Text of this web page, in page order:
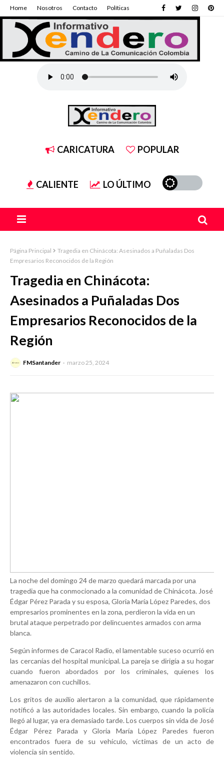
Home Nosotros Contacto Políticas
CARICATURA POPULAR
CALIENTE LO ÚLTIMO
Página Principal
Tragedia en Chinácota: Asesinados a Puñaladas Dos
Empresarios Reconocidos de la Región
Tragedia en Chinácota:
Asesinados a Puñaladas Dos
Empresarios Reconocidos de la
Región
FMSantander marzo 25, 2024
La noche del domingo 24 de marzo quedará marcada por una
tragedia que ha conmocionado a la comunidad de Chinácota. José
Édgar Pérez Parada y su esposa, Gloria María López Paredes, dos
empresarios prominentes en la zona, perdieron la vida en un
brutal ataque perpetrado por delincuentes armados con arma
blanca.
Según informes de Caracol Radio, el lamentable suceso ocurrió en
las cercanías del hospital municipal. La pareja se dirigía a su hogar
cuando fueron abordados por los criminales, quienes los
amenazaron con cuchillos.
Los gritos de auxilio alertaron a la comunidad, que rápidamente
notificó a las autoridades locales. Sin embargo, cuando la policía
llegó al lugar, ya era demasiado tarde. Los cuerpos sin vida de José
Édgar Pérez Parada y Gloria María López Paredes fueron
encontrados fuera de su vehículo, víctimas de un acto de
violencia sin sentido.